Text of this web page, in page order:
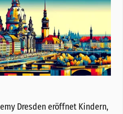
Dresden eröffnet Kindern,